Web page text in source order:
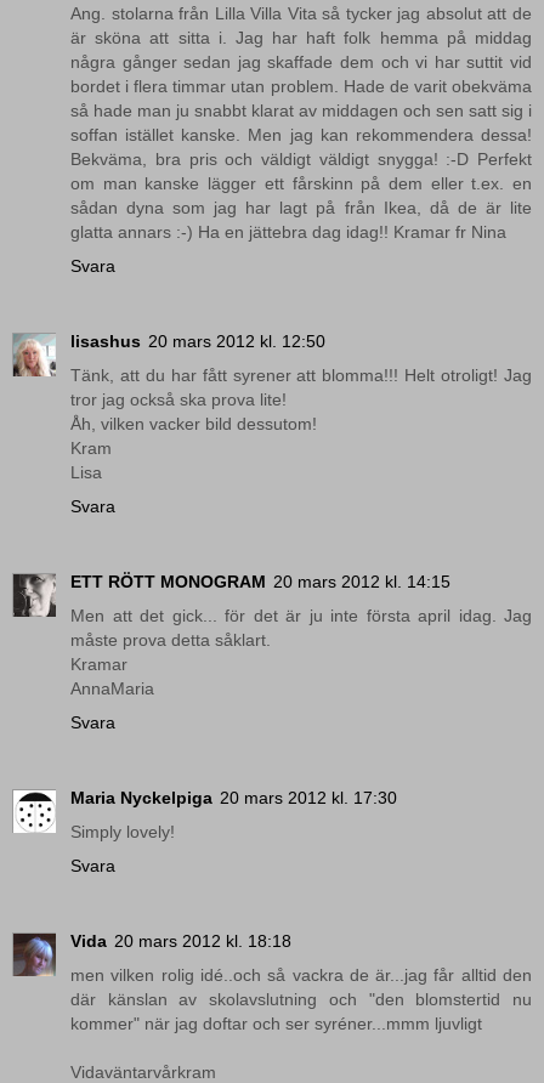
Ang. stolarna från Lilla Villa Vita så tycker jag absolut att de
är sköna att sitta i. Jag har haft folk hemma på middag
några gånger sedan jag skaffade dem och vi har suttit vid
bordet i flera timmar utan problem. Hade de varit obekväma
så hade man ju snabbt klarat av middagen och sen satt sig i
soffan istället kanske. Men jag kan rekommendera dessa!
Bekväma, bra pris och väldigt väldigt snygga! :-D Perfekt
om man kanske lägger ett fårskinn på dem eller t.ex. en
sådan dyna som jag har lagt på från Ikea, då de är lite
glatta annars :-) Ha en jättebra dag idag!! Kramar fr Nina
Svara
lisashus 20 mars 2012 kl. 12:50
Tänk, att du har fått syrener att blomma!!! Helt otroligt! Jag
tror jag också ska prova lite!
Åh, vilken vacker bild dessutom!
Kram
Lisa
Svara
ETT RÖTT MONOGRAM 20 mars 2012 kl. 14:15
Men att det gick... för det är ju inte första april idag. Jag
måste prova detta såklart.
Kramar
AnnaMaria
Svara
Maria Nyckelpiga 20 mars 2012 kl. 17:30
Simply lovely!
Svara
Vida 20 mars 2012 kl. 18:18
men vilken rolig idé..och så vackra de är...jag får alltid den
där känslan av skolavslutning och "den blomstertid nu
kommer" när jag doftar och ser syréner...mmm ljuvligt
Vidaväntarvårkram